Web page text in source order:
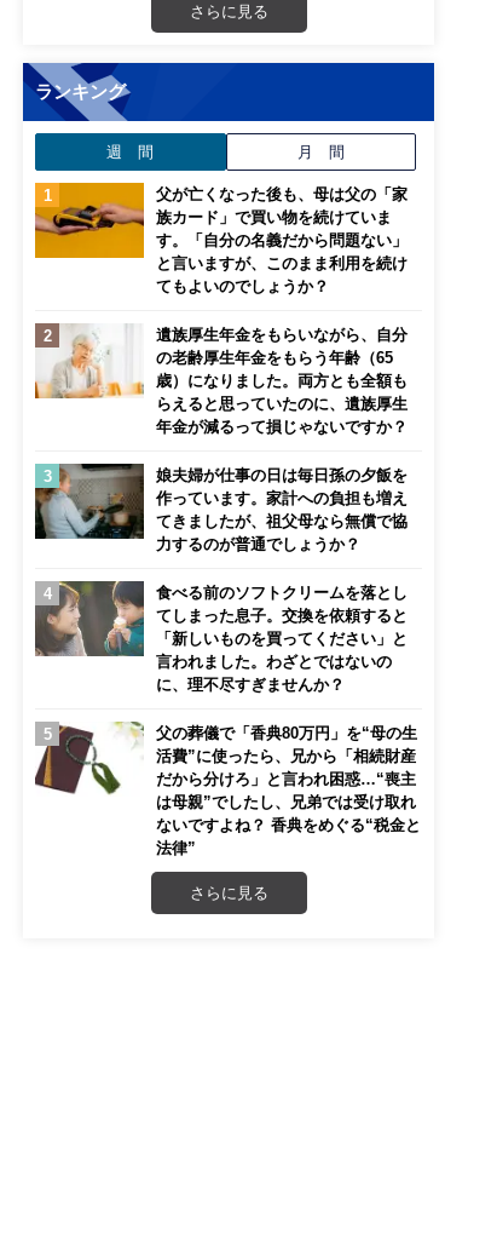
さらに見る
ランキング
週 間 月 間
父が亡くなった後も、母は父の「家
族カード」で買い物を続けていま
す。「自分の名義だから問題ない」
と言いますが、このまま利用を続け
てもよいのでしょうか？
遺族厚生年金をもらいながら、自分
の老齢厚生年金をもらう年齢（65
歳）になりました。両方とも全額も
らえると思っていたのに、遺族厚生
年金が減るって損じゃないですか？
娘夫婦が仕事の日は毎日孫の夕飯を
作っています。家計への負担も増え
てきましたが、祖父母なら無償で協
力するのが普通でしょうか？
食べる前のソフトクリームを落とし
てしまった息子。交換を依頼すると
「新しいものを買ってください」と
言われました。わざとではないの
に、理不尽すぎませんか？
父の葬儀で「香典80万円」を“母の生
活費”に使ったら、兄から「相続財産
だから分けろ」と言われ困惑…“喪主
は母親”でしたし、兄弟では受け取れ
ないですよね？ 香典をめぐる“税金と
法律”
さらに見る